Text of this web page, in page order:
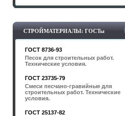
СТРОЙМАТЕРИАЛЫ: ГОСТы
ГОСТ 8736-93
Песок для строительных работ.
Технические условия.
ГОСТ 23735-79
Смеси песчано-гравийные для
строительных работ. Технические
условия.
ГОСТ 25137-82